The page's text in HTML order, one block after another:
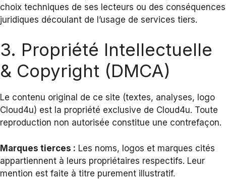
choix techniques de ses lecteurs ou des conséquences
juridiques découlant de l’usage de services tiers.
3. Propriété Intellectuelle
& Copyright (DMCA)
Le contenu original de ce site (textes, analyses, logo
Cloud4u) est la propriété exclusive de Cloud4u. Toute
reproduction non autorisée constitue une contrefaçon.
Marques tierces : Les noms, logos et marques cités
appartiennent à leurs propriétaires respectifs. Leur
mention est faite à titre purement illustratif.